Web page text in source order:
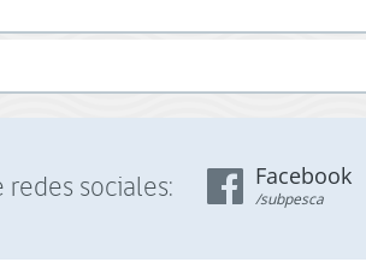
redes sociales: Facebook
/subpesca